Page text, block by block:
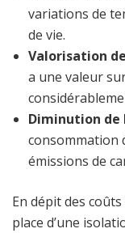
variations de
de vie.
Valorisation
a une valeur
Diminution de
consommation
émissions de
En dépit des
place d’une